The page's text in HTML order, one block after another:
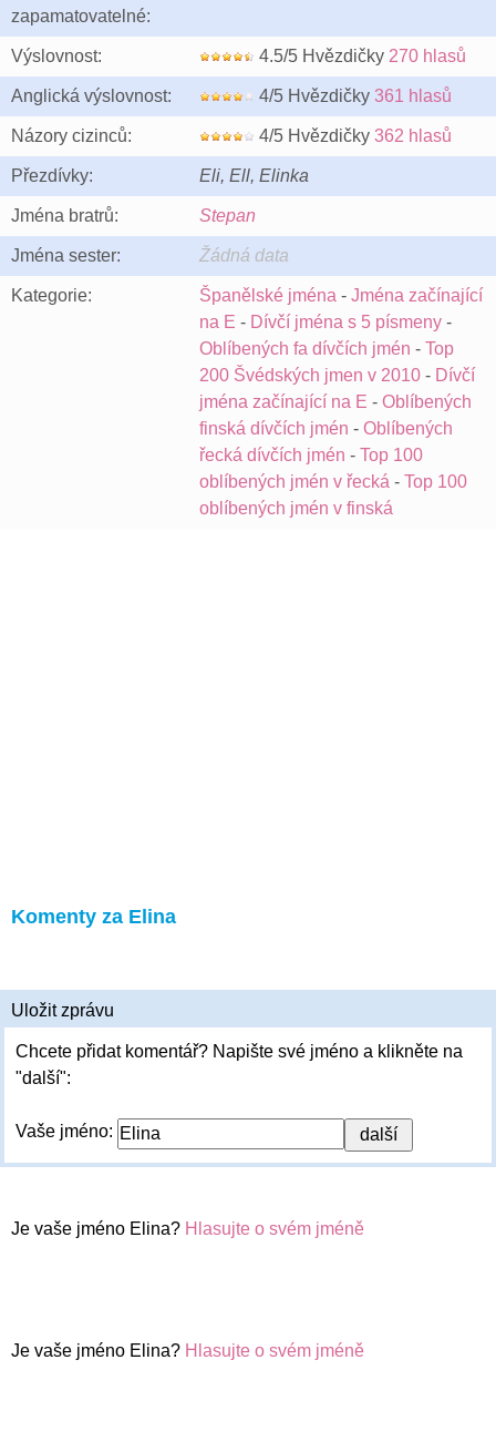
zapamatovatelné:
Výslovnost: 4.5/5 Hvězdičky 270 hlasů
Anglická výslovnost: 4/5 Hvězdičky 361 hlasů
Názory cizinců: 4/5 Hvězdičky 362 hlasů
Přezdívky: Eli, Ell, Elinka
Jména bratrů: Stepan
Jména sester: Žádná data
Kategorie: Španělské jména - Jména začínající
na E - Dívčí jména s 5 písmeny -
Oblíbených fa dívčích jmén - Top
200 Švédských jmen v 2010 - Dívčí
jména začínající na E - Oblíbených
finská dívčích jmén - Oblíbených
řecká dívčích jmén - Top 100
oblíbených jmén v řecká - Top 100
oblíbených jmén v finská
Komenty za Elina
Uložit zprávu
Chcete přidat komentář? Napište své jméno a klikněte na
"další":
Vaše jméno:
Je vaše jméno Elina? Hlasujte o svém jméně
Je vaše jméno Elina? Hlasujte o svém jméně